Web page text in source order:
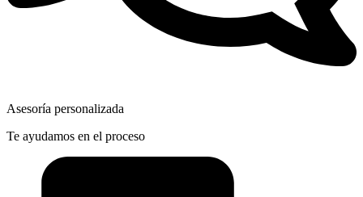
Asesoría personalizada
Te ayudamos en el proceso